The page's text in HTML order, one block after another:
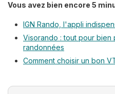
Vous avez bien encore 5
IGN Rando, l'appli
Visorando : tout pour bien
randonnées
Comment choisir un bon